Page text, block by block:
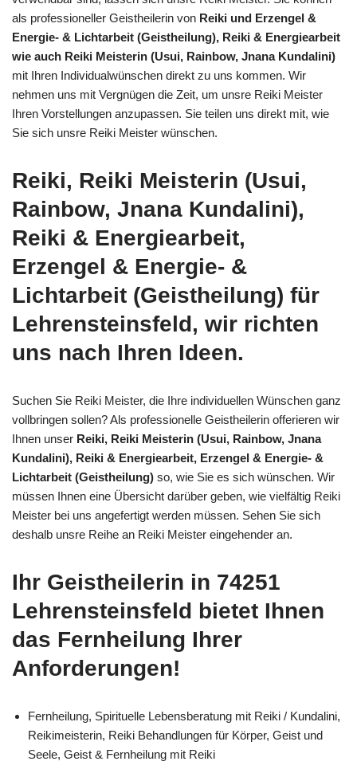
als professioneller Geistheilerin von Reiki und Erzengel &
Energie- & Lichtarbeit (Geistheilung), Reiki & Energiearbeit
wie auch Reiki Meisterin (Usui, Rainbow, Jnana Kundalini)
mit Ihren Individualwünschen direkt zu uns kommen. Wir
nehmen uns mit Vergnügen die Zeit, um unsre Reiki Meister
Ihren Vorstellungen anzupassen. Sie teilen uns direkt mit, wie
Sie sich unsre Reiki Meister wünschen.
Reiki, Reiki Meisterin (Usui,
Rainbow, Jnana Kundalini),
Reiki & Energiearbeit,
Erzengel & Energie- &
Lichtarbeit (Geistheilung) für
Lehrensteinsfeld, wir richten
uns nach Ihren Ideen.
Suchen Sie Reiki Meister, die Ihre individuellen Wünschen ganz
vollbringen sollen? Als professionelle Geistheilerin offerieren wir
Ihnen unser Reiki, Reiki Meisterin (Usui, Rainbow, Jnana
Kundalini), Reiki & Energiearbeit, Erzengel & Energie- &
Lichtarbeit (Geistheilung) so, wie Sie es sich wünschen. Wir
müssen Ihnen eine Übersicht darüber geben, wie vielfältig Reiki
Meister bei uns angefertigt werden müssen. Sehen Sie sich
deshalb unsre Reihe an Reiki Meister eingehender an.
Ihr Geistheilerin in 74251
Lehrensteinsfeld bietet Ihnen
das Fernheilung Ihrer
Anforderungen!
Fernheilung, Spirituelle Lebensberatung mit Reiki / Kundalini,
Reikimeisterin, Reiki Behandlungen für Körper, Geist und
Seele, Geist & Fernheilung mit Reiki